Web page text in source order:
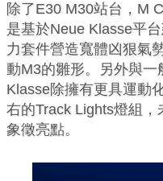
除了E30 M30站台，M
是基於Neue Klasse平
力套件營造寬體凶狠氣
動M3的雛形。另外與
Klasse除擁有更具運動
右的Track Lights燈組
象徵亮點。